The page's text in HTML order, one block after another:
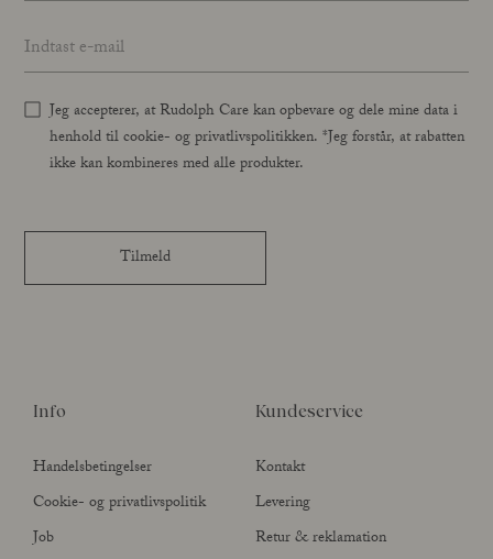
Email address*
Jeg accepterer, at Rudolph Care kan opbevare og dele mine data i
henhold til cookie- og privatlivspolitikken. *Jeg forstår, at rabatten
ikke kan kombineres med alle produkter.
Tilmeld
Info
Handelsbetingelser
Cookie- og privatlivspolitik
Job
Kundeservice
Kontakt
Levering
Retur & reklamation